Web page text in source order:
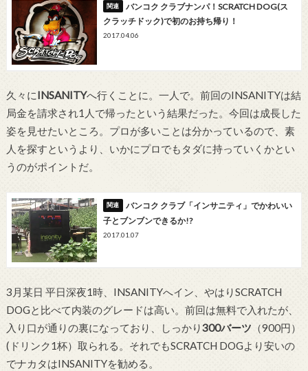
バンコク クラブナンパ！SCRATCH DOG(ス
クラッチドック)で初のお持ち帰り！
2017.04.06
久々にINSANITYへ行くことに。一人で。前回のINSANITYは結
局金を請求され1人で帰ったという結果だった。今回は成長した
姿を見せたいところ。プロが多いことは分かっているので、素
人を探すというより、いかにプロでもタダに持っていくかとい
うのがポイントだ。
バンコク クラブ「インサニティ」でかわいい
子とブンブンできるか!?
2017.01.07
3月某日 平日深夜1時、INSANITYへイン、やはりSCRATCH
DOGと比べて内装のグレードは高い。前回は無料で入れたが、
入り口が通りの裏になっており、しっかり300バーツ （900円）
(ドリンク1杯）取られる。それでもSCRATCH DOGより安いの
でナカタはINSANITYを勧める。